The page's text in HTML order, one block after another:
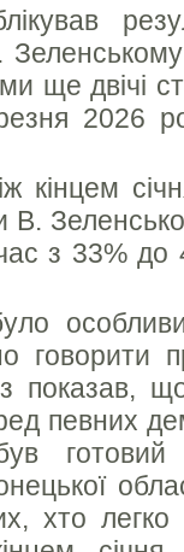
ще двічі
2026
кінцем
В.
з 33% до
говорити
показав,
певних
готовий
хто легко